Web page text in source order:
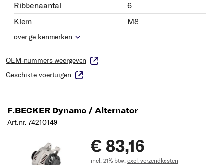
Ribbenaantal
6
Klem
M8
overige kenmerken
OEM-nummers weergeven
Geschikte voertuigen
F.BECKER Dynamo / Alternator
Art.nr. 74210149
€ 83,16
incl. 21% btw, excl. verzendkosten